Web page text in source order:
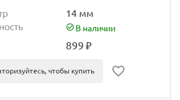
14 мм
В наличии
899₽
чтобы купить